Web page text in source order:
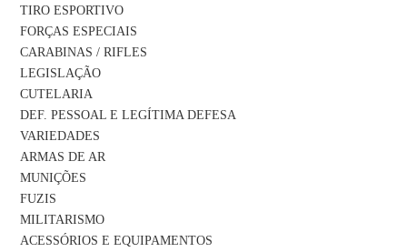
TIRO ESPORTIVO
FORÇAS ESPECIAIS
CARABINAS / RIFLES
LEGISLAÇÃO
CUTELARIA
DEF. PESSOAL E LEGÍTIMA DEFESA
VARIEDADES
ARMAS DE AR
MUNIÇÕES
FUZIS
MILITARISMO
ACESSÓRIOS E EQUIPAMENTOS